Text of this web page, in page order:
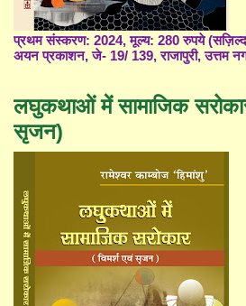
प्रथम संस्करण: 2024, मूल्य: 280 रुपये
अयन प्रकाशन, जे- 19/ 139, राजापुरी, उत्तम
लघुकथाओं में सामाजिक
सृजन)